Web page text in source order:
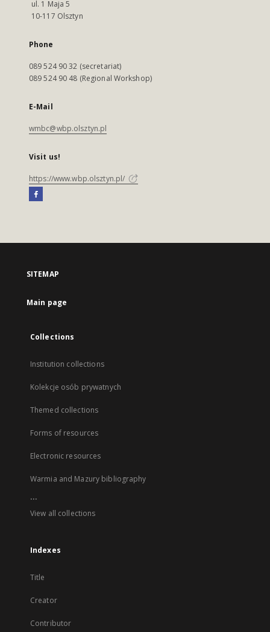
ul. 1 Maja 5
10-117 Olsztyn
Phone
089 524 90 32 (secretariat)
089 524 90 48 (Regional Workshop)
E-Mail
wmbc@wbp.olsztyn.pl
Visit us!
https://www.wbp.olsztyn.pl/
SITEMAP
Main page
Collections
Institution collections
Kolekcje osób prywatnych
Themed collections
Forms of resources
Electronic resources
Warmia and Mazury bibliography
...
View all collections
Indexes
Title
Creator
Contributor